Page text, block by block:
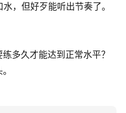
，但好歹能听出节奏了。
多久才能达到正常水平？